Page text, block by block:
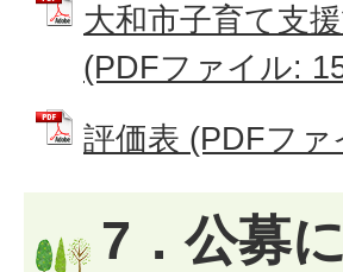
大和市子育て支
(PDFファイル:
評価表 (PDFフ
7．公募